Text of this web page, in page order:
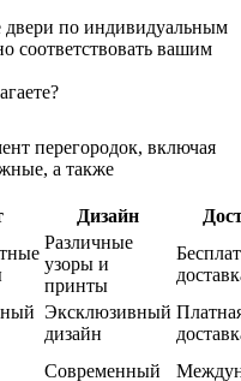
двери по индивидуальным
соответствовать вашим
перегородок, включая
а также
Дизайн
Различные
узоры и
принты
Эксклюзивный
дизайн
Современный